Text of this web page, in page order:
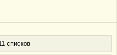
списков